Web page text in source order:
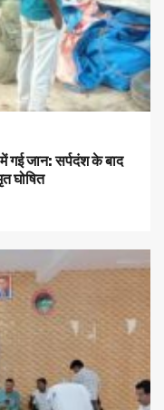
जान: सर्पदंश के बाद
घोषित